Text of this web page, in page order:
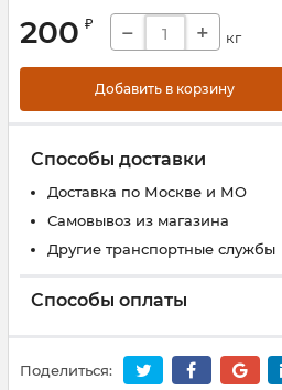
200 ₽ − + кг
Добавить в корзину
Способы доставки
Доставка по Москве и МО
Самовывоз из магазина
Другие транспортные службы
Способы оплаты
Поделиться: